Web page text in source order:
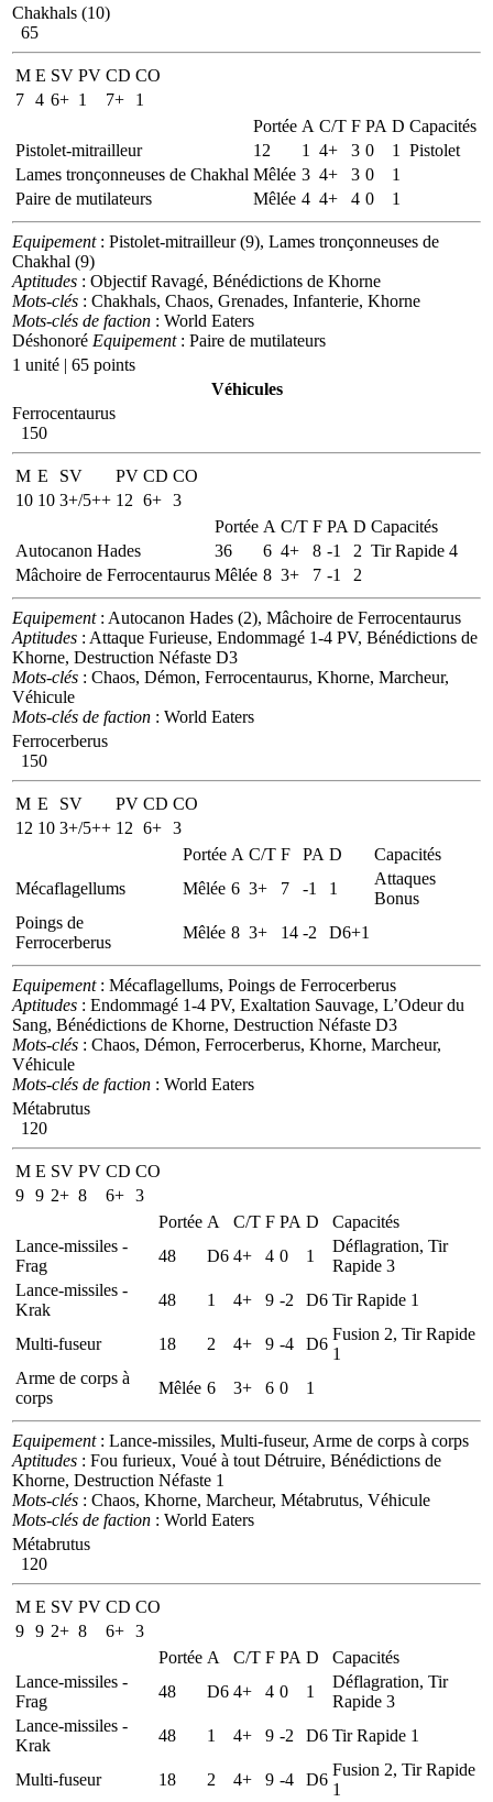
Chakhals (10)
65
M E SV PV CD CO
7 4 6+ 1 7+
1
Portée A C/T F PA D Capacités
Pistolet-mitrailleur
12 1 4+ 3 0 1
Pistolet
Lames tronçonneuses de Chakhal Mêlée 3 4+ 3 0
1
Paire de mutilateurs
Mêlée 4 4+ 4 0 1
Equipement: Pistolet-mitrailleur (9), Lames tronçonneuses de
Chakhal (9)
Aptitudes : Objectif Ravagé, Bénédictions de Khorne
Mots-clés : Chakhals, Chaos, Grenades, Infanterie, Khorne
Mots-clés de faction : World Eaters
Déshonoré Equipement: Paire de mutilateurs
1 unité | 65 points
Véhicules
Ferrocentaurus
150
M E SV PV CD CO
10 10 3+/5++ 12 6+ 3
Portée A C/T F PA D Capacités
Autocanon Hades
36 6 4+ 8 -1 2 Tir Rapide 4
Mâchoire de Ferrocentaurus Mêlée 8 3+ 7 -1 2
Equipement: Autocanon Hades (2), Mâchoire de Ferrocentaurus
Aptitudes : Attaque Furieuse, Endommagé 1-4 PV, Bénédictions de
Khorne, Destruction Néfaste D3
Mots-clés : Chaos, Démon, Ferrocentaurus, Khorne, Marcheur,
Véhicule
Mots-clés de faction : World Eaters
Ferrocerberus
150
M E SV PV CD CO
12 10 3+/5++ 12 6+ 3
Portée A C/T F PA D
Capacités
Mécaflagellums
Mêlée 6 3+ 7 -1 1
Attaques
Bonus
Poings de
Ferrocerberus
Mêlée 8 3+ 14 -2 D6+1
Equipement: Mécaflagellums, Poings de Ferrocerberus
Aptitudes : Endommagé 1-4 PV, Exaltation Sauvage, L’Odeur du
Sang, Bénédictions de Khorne, Destruction Néfaste D3
Mots-clés : Chaos, Démon, Ferrocerberus, Khorne, Marcheur,
Véhicule
Mots-clés de faction : World Eaters
Métabrutus
120
M E SV PV CD CO
9 9 2+ 8 6+ 3
Portée A C/T F PA D
Capacités
Lance-missiles -
Frag
48 D6 4+ 4 0 1
Déflagration, Tir
Rapide 3
Lance-missiles -
Krak
48 1 4+ 9 -2 D6 Tir Rapide 1
Multi-fuseur 18 2 4+ 9 -4 D6
Fusion 2, Tir Rapide
1
Arme de corps à
corps
Mêlée 6 3+ 6 0 1
Equipement: Lance-missiles, Multi-fuseur, Arme de corps à corps
Aptitudes : Fou furieux, Voué à tout Détruire, Bénédictions de
Khorne, Destruction Néfaste 1
Mots-clés : Chaos, Khorne, Marcheur, Métabrutus, Véhicule
Mots-clés de faction : World Eaters
Métabrutus
120
M E SV PV CD CO
9 9 2+ 8 6+ 3
Portée A C/T F PA D
Capacités
Lance-missiles -
Frag
48 D6 4+ 4 0 1
Déflagration, Tir
Rapide 3
Lance-missiles -
Krak
48 1 4+ 9 -2 D6 Tir Rapide 1
Multi-fuseur 18 2 4+ 9 -4 D6
Fusion 2, Tir Rapide
1